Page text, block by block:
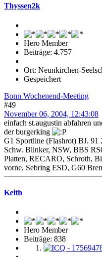
Thyssen2k
Hero Member
Beiträge: 4.757
Ort: Neunkirchen-
Gespeichert
Bonn Wochenend-Meeting
#49
November 06, 2004, 12:43:08
einfach st.augustin abfahren
der burgerking
G1 Sportline (Flashrot) BJ.
Schw. Blinker, NSW, BBS
Platten, RECARO, Schroth,
vorne, Sebring ESD, G60
Keith
Hero Member
Beiträge: 838